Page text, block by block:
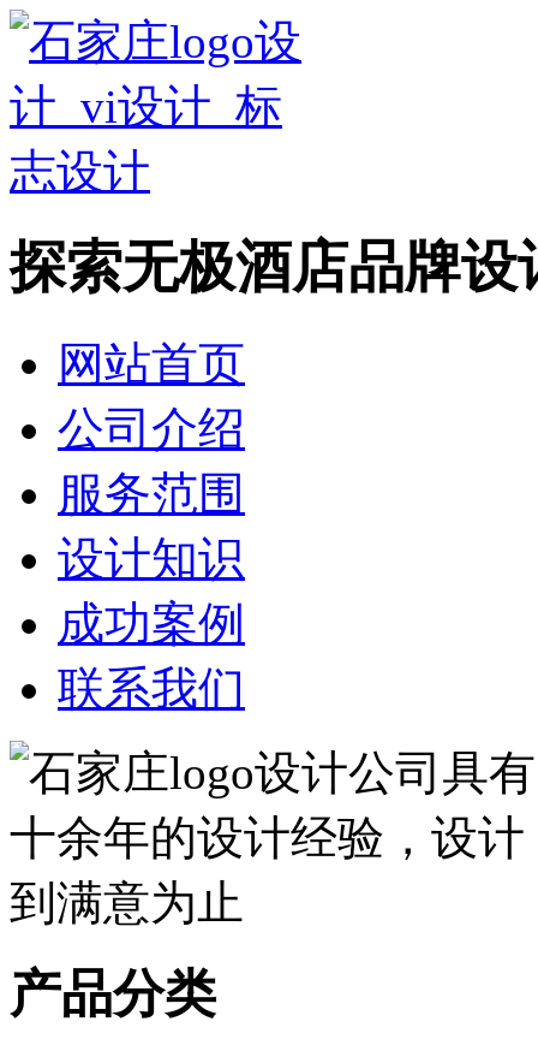
探索无极酒店品牌
网站首页
公司介绍
服务范围
设计知识
成功案例
联系我们
产品分类